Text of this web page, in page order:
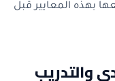
بهذه المعايير قبل
والتدريب